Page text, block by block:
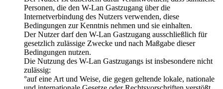
Personen, die den W-Lan Gastzugang über die
Internetverbindung des Nutzers verwenden, diese
Bedingungen zur Kenntnis nehmen und sie einhalten.
Der Nutzer darf den W-Lan Gastzugang ausschließlich für
gesetzlich zulässige Zwecke und nach Maßgabe dieser
Bedingungen nutzen.
Die Nutzung des W-Lan Gastzugangs ist insbesondere nicht
zulässig:
°auf eine Art und Weise, die gegen geltende lokale, nationale